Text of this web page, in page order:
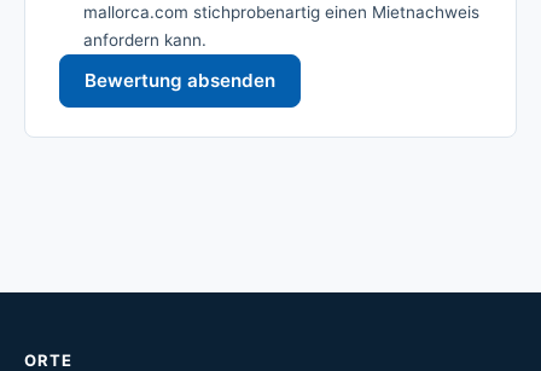
mallorca.com stichprobenartig einen Mietnachweis
anfordern kann.
Bewertung absenden
ORTE